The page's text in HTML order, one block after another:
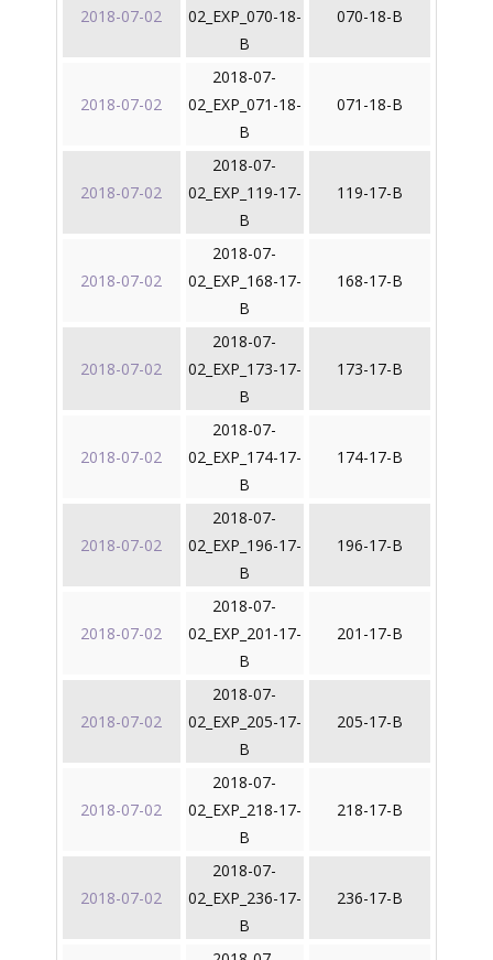
2018-07-02
02_EXP_070-18-
B
070-18-B
2018-07-02
2018-07-
02_EXP_071-18-
B
071-18-B
2018-07-02
2018-07-
02_EXP_119-17-
B
119-17-B
2018-07-02
2018-07-
02_EXP_168-17-
B
168-17-B
2018-07-02
2018-07-
02_EXP_173-17-
B
173-17-B
2018-07-02
2018-07-
02_EXP_174-17-
B
174-17-B
2018-07-02
2018-07-
02_EXP_196-17-
B
196-17-B
2018-07-02
2018-07-
02_EXP_201-17-
B
201-17-B
2018-07-02
2018-07-
02_EXP_205-17-
B
205-17-B
2018-07-02
2018-07-
02_EXP_218-17-
B
218-17-B
2018-07-02
2018-07-
02_EXP_236-17-
B
236-17-B